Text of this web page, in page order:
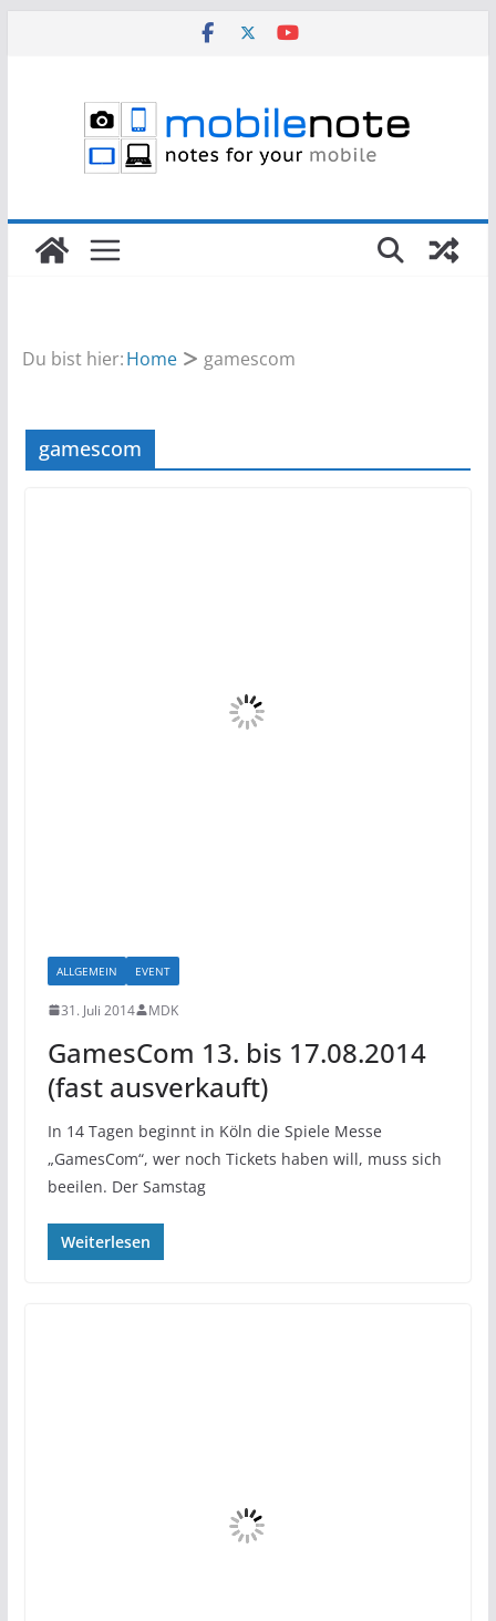
Du bist hier:Home gamescom
gamescom
ALLGEMEIN EVENT
31. Juli 2014 MDK
GamesCom 13. bis 17.08.2014
(fast ausverkauft)
In 14 Tagen beginnt in Köln die Spiele Messe
„GamesCom“, wer noch Tickets haben will, muss sich
beeilen. Der Samstag
Weiterlesen